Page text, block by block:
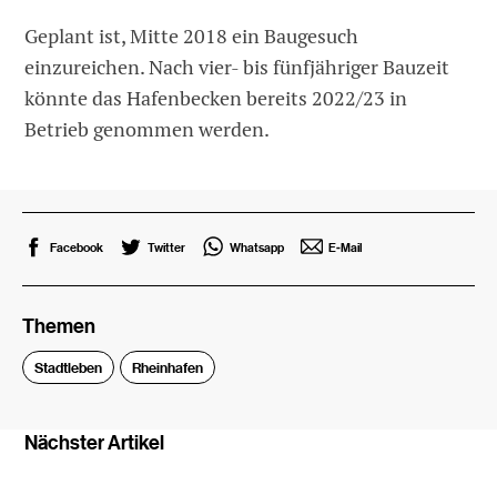
Geplant ist, Mitte 2018 ein Baugesuch
einzureichen. Nach vier- bis fünfjähriger Bauzeit
könnte das Hafenbecken bereits 2022/23 in
Betrieb genommen werden.
Facebook Twitter Whatsapp E-Mail
Themen
Stadtleben Rheinhafen
Nächster Artikel